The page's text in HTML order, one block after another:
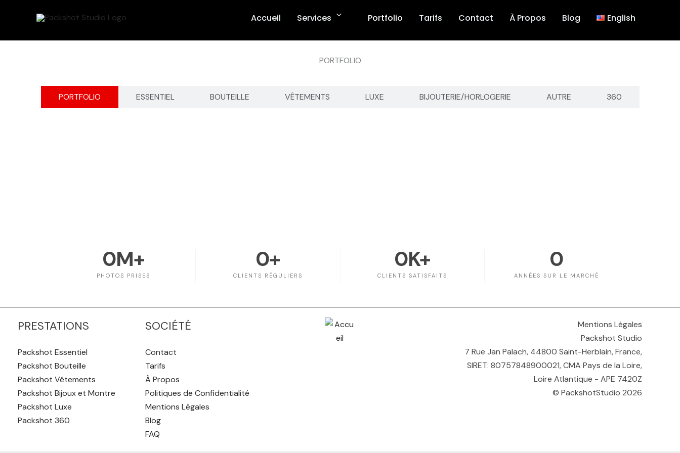
Accueil Services Portfolio Tarifs Contact À Propos Blog English
PORTFOLIO
PORTFOLIO ESSENTIEL BOUTEILLE VÊTEMENTS LUXE BIJOUTERIE/HORLOGERIE AUTRE 360
PHOTOS PRISES
0M+
CLIENTS RÉGULIERS
0+
CLIENTS SATISFAITS
0K+
ANNÉES SUR LE MARCHÉ
0
PRESTATIONS
Packshot Essentiel
Packshot Bouteille
Packshot Vêtements
Packshot Bijoux et Montre
Packshot Luxe
Packshot 360
SOCIÉTÉ
Contact
Tarifs
À Propos
Politiques de Confidentialité
Mentions Légales
Blog
FAQ
Mentions Légales
Packshot Studio
7 Rue Jan Palach, 44800 Saint-Herblain, France,
SIRET: 80757848900021, CMA Pays de la Loire,
Loire Atlantique - APE 7420Z
© PackshotStudio 2026